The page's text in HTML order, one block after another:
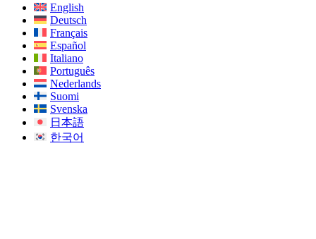
English
Deutsch
Français
Español
Italiano
Português
Nederlands
Suomi
Svenska
日本語
한국어